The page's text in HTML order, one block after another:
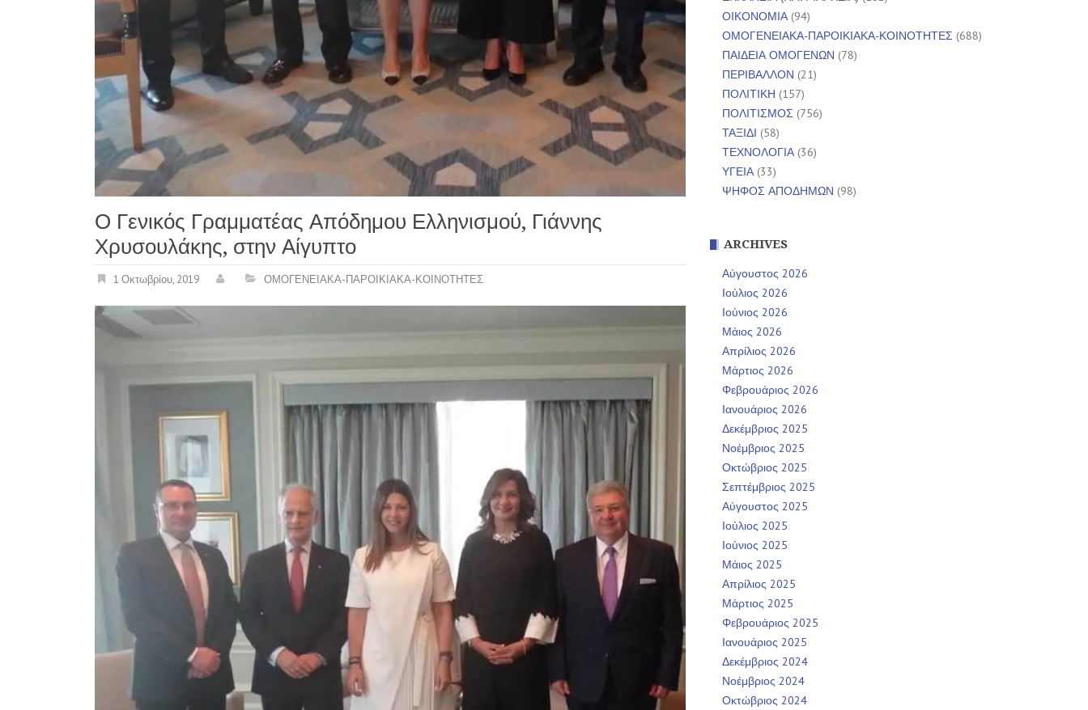
Ο Γενικός Γραμματέας Απόδημου Ελληνισμού, Γιάννης
Χρυσουλάκης, στην Αίγυπτο
1 Οκτωβρίου, 2019 ΟΜΟΓΕΝΕΙΑΚΑ-ΠΑΡΟΙΚΙΑΚΑ-ΚΟΙΝΟΤΗΤΕΣ
ΟΙΚΟΝΟΜΙΑ(94)
ΟΜΟΓΕΝΕΙΑΚΑ-ΠΑΡΟΙΚΙΑΚΑ-ΚΟΙΝΟΤΗΤΕΣ (688)
ΠΑΙΔΕΙΑ ΟΜΟΓΕΝΩΝ (78)
ΠΕΡΙΒΑΛΛΟΝ (21)
ΠΟΛΙΤΙΚΗ (157)
ΠΟΛΙΤΙΣΜΟΣ (756)
ΤΑΞΙΔΙ (58)
ΤΕΧΝΟΛΟΓΙΑ(36)
ΥΓΕΙΑ(33)
ΨΗΦΟΣ ΑΠΟΔΗΜΩΝ (98)
ARCHIVES
Αύγουστος 2026
Ιούλιος 2026
Ιούνιος 2026
Μάιος 2026
Απρίλιος 2026
Μάρτιος 2026
Φεβρουάριος 2026
Ιανουάριος 2026
Δεκέμβριος 2025
Νοέμβριος 2025
Οκτώβριος 2025
Σεπτέμβριος 2025
Αύγουστος 2025
Ιούλιος 2025
Ιούνιος 2025
Μάιος 2025
Απρίλιος 2025
Μάρτιος 2025
Φεβρουάριος 2025
Ιανουάριος 2025
Δεκέμβριος 2024
Νοέμβριος 2024
Οκτώβριος 2024